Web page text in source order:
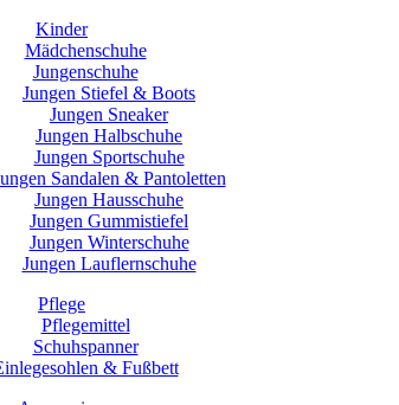
Kinder
Mädchenschuhe
Jungenschuhe
Jungen Stiefel & Boots
Jungen Sneaker
Jungen Halbschuhe
Jungen Sportschuhe
Sandalen & Pantoletten
Jungen Hausschuhe
Jungen Gummistiefel
Jungen Winterschuhe
Jungen Lauflernschuhe
Pflege
Pflegemittel
Schuhspanner
& Fußbett